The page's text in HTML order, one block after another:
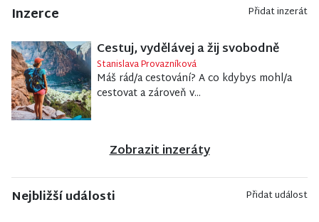
Inzerce Přidat inzerát
Cestuj, vydělávej a žij svobodně
Stanislava Provazníková
Máš rád/a cestování? A co kdybys mohl/a
cestovat a zároveň v...
Zobrazit inzeráty
Nejbližší události Přidat událost